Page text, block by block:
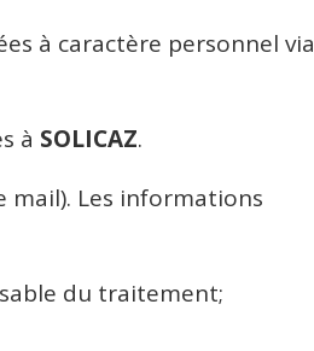
à caractère personnel via
à SOLICAZ.
mail). Les informations
du traitement;